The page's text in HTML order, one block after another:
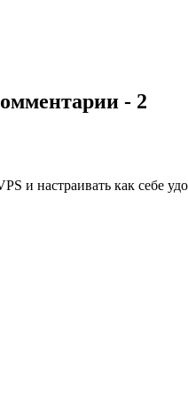
- 2
и настраивать как себе